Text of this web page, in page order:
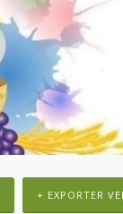
+ EXPORTER